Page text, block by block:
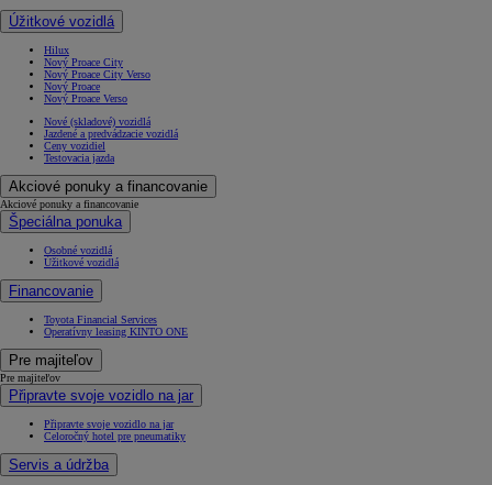
Úžitkové vozidlá
Hilux
Nový Proace City
Nový Proace City Verso
Nový Proace
Nový Proace Verso
Nové (skladové) vozidlá
Jazdené a predvádzacie vozidlá
Ceny vozidiel
Testovacia jazda
Akciové ponuky a financovanie
Akciové ponuky a financovanie
Špeciálna ponuka
Osobné vozidlá
Úžitkové vozidlá
Financovanie
Toyota Financial Services
Operatívny leasing KINTO ONE
Pre majiteľov
Pre majiteľov
Připravte svoje vozidlo na jar
Připravte svoje vozidlo na jar
Celoročný hotel pre pneumatiky
Servis a údržba